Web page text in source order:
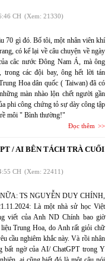
CH (Xem: 21330)
70 gì đó. Bố tôi, một nhân viên khí
có kể lại về câu chuyện về ngày
câc nước Đông Nam Á, mà ông
trong các đội bay, ông hết lời tán
Hoa dân quốc ( Taiwan) đã có
màn nhào lộn chết người gần
phi công chứng tỏ sự dày công tập
môi " Bình thường!"
Đọc thêm
/ AI BÊN TÁCH TRÀ CUỐI
CH (Xem: 22411)
TS NGUYỄN DUY CHÍNH,
Là một nhà sử học Việt
viết của Anh ND Chính bao giờ
Trung Hoa, do Anh rất giỏi chữ
cầu nghiêm khắc này. Và rồi nhân
bất ngờ của AI/ ChatGPT trong Y